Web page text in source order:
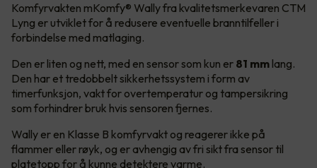
Komfyrvakten mKomfy® Wally fra kvalitetsmerkevaren CTM
Lyng er utviklet for å redusere eventuelle branntilfeller i
forbindelse med matlaging.
Den er liten og nett, med en sensor som kun er 81 mm lang.
Den har et tredobbelt sikkerhetssystem i form av
timerfunksjon, vakt for overtemperatur og tampersikring
som forhindrer bruk hvis sensoren fjernes.
Wally er en Klasse B komfyrvakt og reagerer ikke på
flammer eller røyk, og er avhengig av fri sikt fra sensor til
platetopp for å kunne detektere varme.